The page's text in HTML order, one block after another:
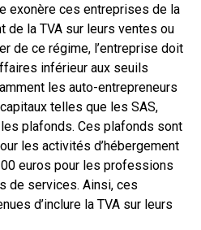
exonère ces entreprises de la
de la TVA sur leurs ventes ou
de ce régime, l’entreprise doit
inférieur aux seuils
les auto-entrepreneurs
telles que les SAS,
plafonds. Ces plafonds sont
les activités d’hébergement
euros pour les professions
de services. Ainsi, ces
d’inclure la TVA sur leurs